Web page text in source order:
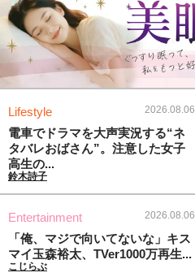
Lifestyle 2026.08.06
電車でドラマを大声実況する“ネ
タバレおばさん”。注意した女子
高生の...
鈴木詩子
Entertainment 2026.08.06
「俺、マジで向いてないな」キス
マイ玉森裕太、TVer1000万再生...
こじらぶ